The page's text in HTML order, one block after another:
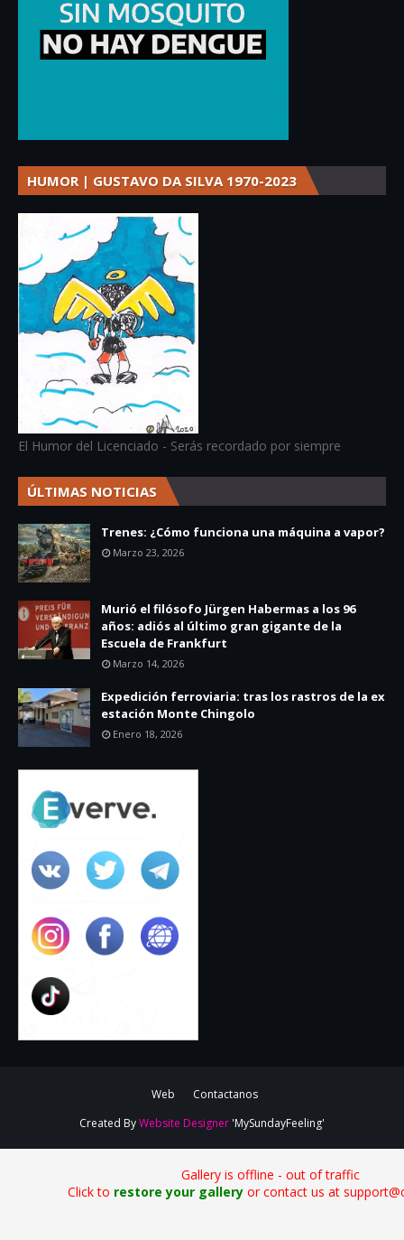
HUMOR | GUSTAVO DA SILVA 1970-2023
El Humor del Licenciado - Serás recordado por siempre
ÚLTIMAS NOTICIAS
Trenes: ¿Cómo funciona una máquina a vapor?
Marzo 23, 2026
Murió el filósofo Jürgen Habermas a los 96
años: adiós al último gran gigante de la
Escuela de Frankfurt
Marzo 14, 2026
Expedición ferroviaria: tras los rastros de la ex
estación Monte Chingolo
Enero 18, 2026
Web
Contactanos
Created ByWebsite Designer 'MySundayFeeling'
Gallery is offline - out of traffic
Click to restore your galleryor contact us at